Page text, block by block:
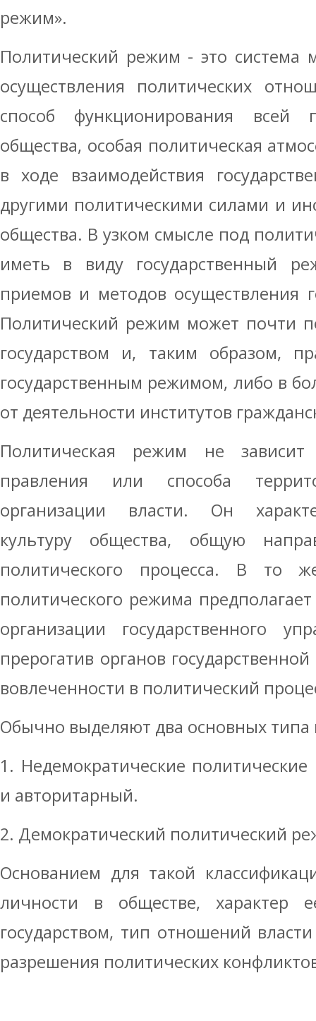
режим».
Политический режим - это система
осуществления политических
способ функционирования всей
общества, особая политическая
в ходе взаимодействия
другими политическими силами и
общества. В узком смысле под
иметь в виду государственный
приемов и методов осуществления
Политический режим может почти
государством и, таким образом,
государственным режимом, либо в
от деятельности институтов
Политическая режим не
правления или способа
организации власти. Он
культуру общества, общую
политического процесса. В то
политического режима
организации государственного
прерогатив органов
вовлеченности в политический
Обычно выделяют два основных
1. Недемократические
и авторитарный.
2. Демократический политический
Основанием для такой
личности в обществе, характер
государством, тип отношений
разрешения политических